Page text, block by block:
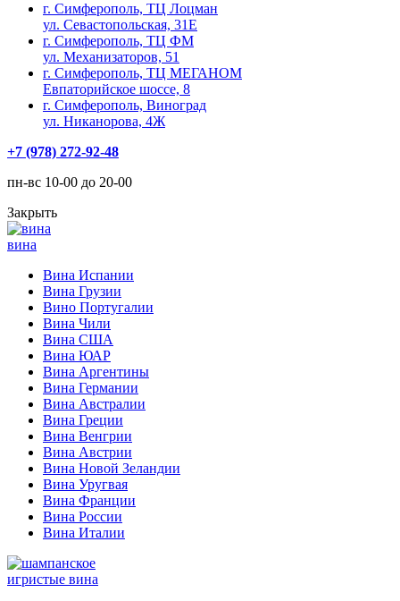
г. Симферополь, ТЦ Лоцман
ул. Севастопольская, 31Е
г. Симферополь, ТЦ ФМ
ул. Механизаторов, 51
г. Симферополь, ТЦ МЕГАНОМ
Евпаторийское шоссе, 8
г. Симферополь, Виноград
ул. Никанорова, 4Ж
+7 (978) 272-92-48
пн-вс 10-00 до 20-00
Закрыть
вина
Вина Испании
Вина Грузии
Вино Португалии
Вина Чили
Вина США
Вина ЮАР
Вина Аргентины
Вина Германии
Вина Австралии
Вина Греции
Вина Венгрии
Вина Австрии
Вина Новой Зеландии
Вина Уругвая
Вина Франции
Вина России
Вина Италии
игристые вина